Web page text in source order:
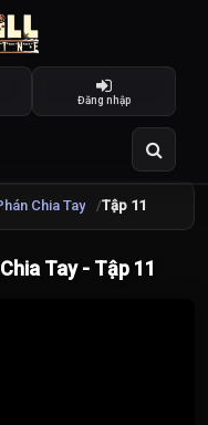
Đăng nhập
Chia Tay Tập 11
Tay - Tập 11